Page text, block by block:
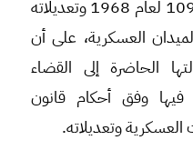
العمل بالمرسوم التشريعي 109 لعام 1968 وتعديلاته
العسكرية، على أن
الحاضرة إلى القضاء
فيها وفق أحكام قانون
وتعديلاته.